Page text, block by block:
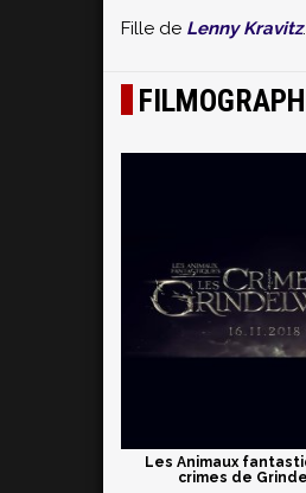
Fille de Lenny Kravitz.
Les Animaux
crimes de